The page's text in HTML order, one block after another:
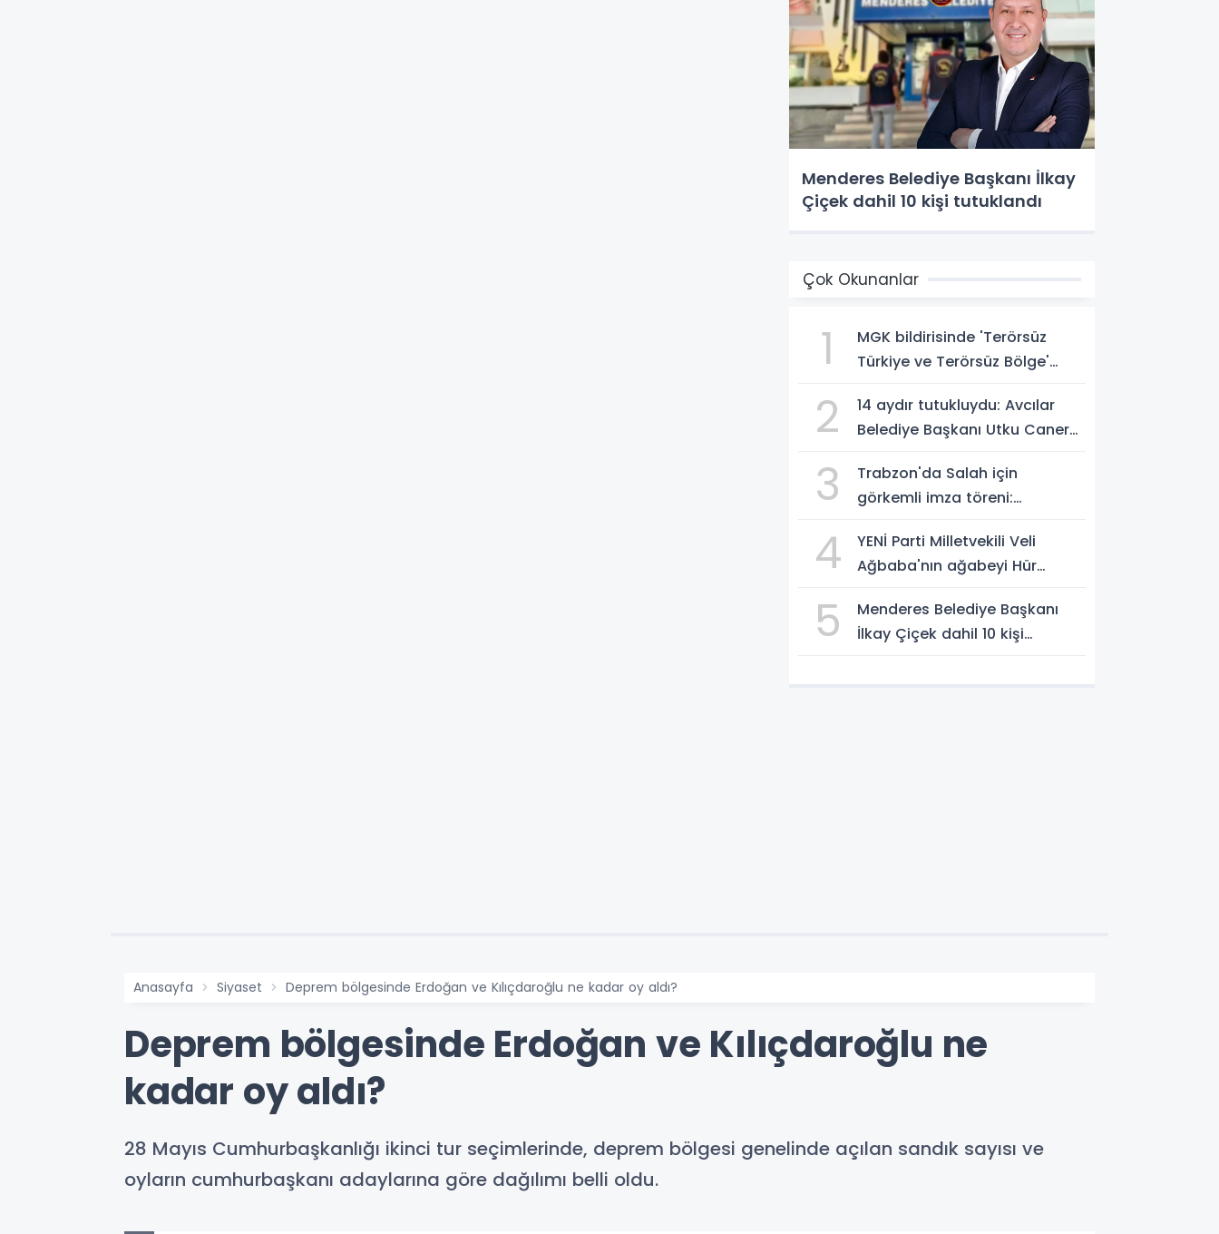
Menderes Belediye Başkanı İlkay
Çiçek dahil 10 kişi tutuklandı
Çok Okunanlar
1
MGK bildirisinde 'Terörsüz
Türkiye ve Terörsüz Bölge'
2
14 aydır tutukluydu: Avcılar
Belediye Başkanı Utku Caner
3
Trabzon'da Salah için
görkemli imza töreni:
sabırsızlanıyorum'
4
YENİ Parti Milletvekili Veli
Ağbaba'nın ağabeyi Hür
5
Menderes Belediye Başkanı
İlkay Çiçek dahil 10 kişi
Anasayfa Siyaset Deprem bölgesinde Erdoğan ve Kılıçdaroğlu ne kadar oy aldı?
Deprem bölgesinde Erdoğan ve Kılıçdaroğlu ne
kadar oy aldı?
28 Mayıs Cumhurbaşkanlığı ikinci tur seçimlerinde, deprem bölgesi genelinde açılan sandık sayısı ve
oyların cumhurbaşkanı adaylarına göre dağılımı belli oldu.